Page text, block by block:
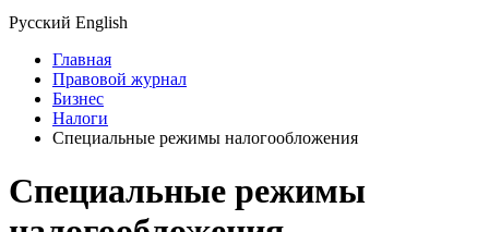
Русский English
Главная
Правовой журнал
Бизнес
Налоги
Специальные режимы налогообложения
Специальные режимы